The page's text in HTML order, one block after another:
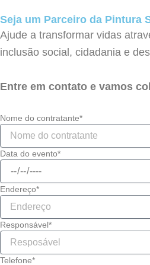
Seja um Parceiro da Pintura
Ajude a transformar vidas
inclusão social, cidadania e
Entre em contato e vamos
Nome do contratante*
Data do evento*
Endereço*
Responsável*
Telefone*